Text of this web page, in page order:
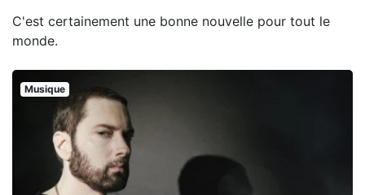
C'est certainement une bonne nouvelle pour tout le
monde.
Musique